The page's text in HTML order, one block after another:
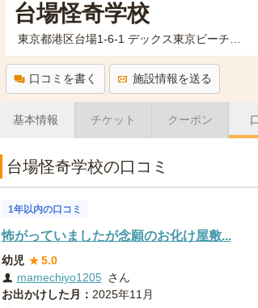
台場怪奇学校
口コミを書く 施設情報を送る
基本情報 チケット クーポン
台場怪奇学校の口コミ
1年以内の口コミ
怖がっていましたが念願のお化け屋敷...
幼児 ★5.0
mamechiyo1205 さん
お出かけした月： 2025年11月